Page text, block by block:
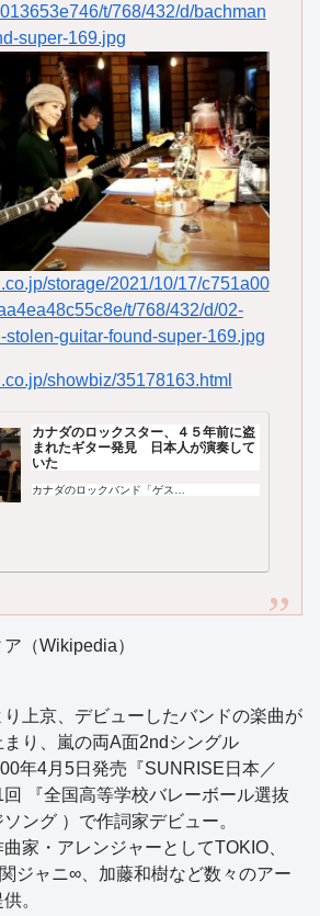
t/768/432/d/bachman
super-169.jpg
storage/2021/10/17/c751a00
t/768/432/d/02-
stolen-guitar-found-super-169.jpg
showbiz/35178163.html
カナダのロックスター、４５年前に盗
まれたギター発見 日本人が演奏して
いた
カナダのロックバンド「ゲス…
（Wikipedia）
上京、デビューしたバンドの楽曲が
り、嵐の両A面2ndシングル
年4月5日発売『SUNRISE日本／
『全国高等学校バレーボール選抜
ング ）で作詞家デビュー。
家・アレンジャーとしてTOKIO、
ジャニ∞、加藤和樹など数々のアー
。